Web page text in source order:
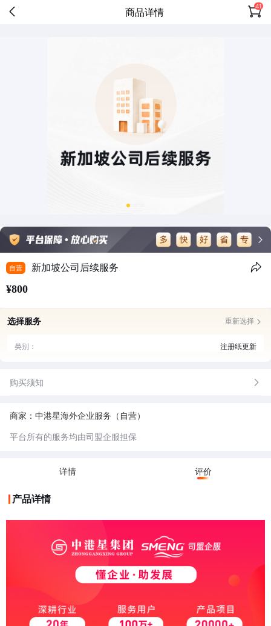
商品详情 41
自营 新加坡公司后续服务
¥800
选择服务 重新选择
类别： 注册纸更新
购买须知
商家：中港星海外企业服务（自营）
平台所有的服务均由司盟企服担保
详情 评价
产品详情